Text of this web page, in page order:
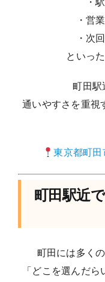
・
・営
・次
といっ
町田駅
通いやすさを重視
東京都町
町田駅近
町田には多く
「どこを選んだ